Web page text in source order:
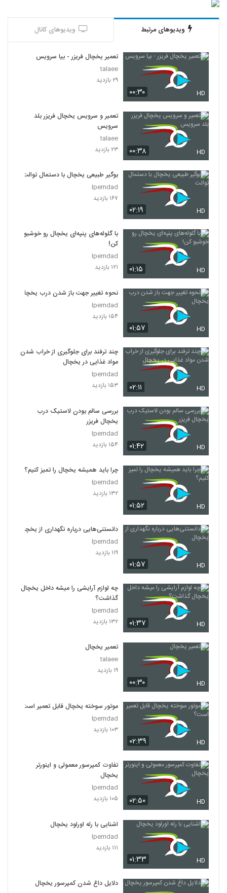
ویدیوهای مرتبط ویدیوهای کانال
۰۰:۳۰ HD
تعمیر یخچال فریزر - بیا سرویس
talaee
۲۹ بازدید
۰۰:۳۸ HD
تعمیر و سرویس یخچال فریزر بلد
سرویس
talaee
۲۳ بازدید
۰۲:۱۹ HD
بوگیر طبیعی یخچال با دستمال توالت
Ipemdad
۱۶۷ بازدید
۰۱:۱۵ HD
با گلوله‌های پنپه‌ای یخچال رو خوشبو
کن!
Ipemdad
۱۲۱ بازدید
۰۱:۵۷ HD
نحوه تغییر جهت باز شدن درب یخچال
Ipemdad
۱۵۴ بازدید
۰۲:۱۱ HD
چند ترفند برای جلوگیری از خراب شدن
مواد غذایی در یخچال
Ipemdad
۱۵۳ بازدید
۰۱:۴۲ HD
بررسی سالم بودن لاستیک درب
یخچال فریزر
Ipemdad
۱۵۴ بازدید
۰۱:۵۲ HD
چرا باید همیشه یخچال را تمیز کنیم؟
Ipemdad
۱۳۲ بازدید
۰۱:۵۷ HD
دانستنی‌هایی درباره نگهداری از یخچال
Ipemdad
۱۱۹ بازدید
۰۱:۳۷ HD
چه لوازم آرایشی را میشه داخل یخچال
گذاشت؟
Ipemdad
۱۳۲ بازدید
۰۰:۳۰ HD
تعمیر یخچال
talaee
۱۹ بازدید
۰۲:۳۹ HD
موتور سوخته یخچال قابل تعمیر است؟
Ipemdad
۱۰۳ بازدید
۰۲:۵۰ HD
تفاوت کمپرسور معمولی و اینورتر
یخچال
Ipemdad
۱۰۵ بازدید
۰۱:۳۳ HD
اشنایی با رله اورلود یخچال
Ipemdad
۱۱۱ بازدید
دلایل داغ شدن کمپرسور یخچال